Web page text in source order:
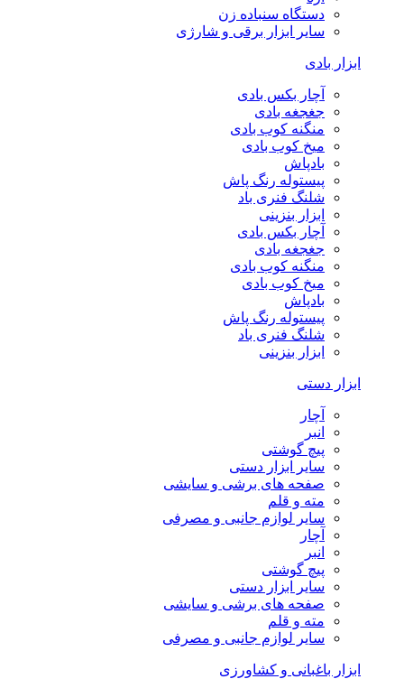
دستگاه سنباده زن
سایر ابزار برقی و شارژی
ابزار بادی
آچار بکس بادی
جغجغه بادی
منگنه کوب بادی
میخ کوب بادی
بادپاش
پیستوله رنگ پاش
شلنگ فنری باد
ابزار بنزینی
آچار بکس بادی
جغجغه بادی
منگنه کوب بادی
میخ کوب بادی
بادپاش
پیستوله رنگ پاش
شلنگ فنری باد
ابزار بنزینی
ابزار دستی
آچار
انبر
پیچ گوشتی
سایر ابزار دستی
صفحه های برشی و سایشی
مته و قلم
سایر لوازم جانبی و مصرفی
آچار
انبر
پیچ گوشتی
سایر ابزار دستی
صفحه های برشی و سایشی
مته و قلم
سایر لوازم جانبی و مصرفی
ابزار باغبانی و کشاورزی